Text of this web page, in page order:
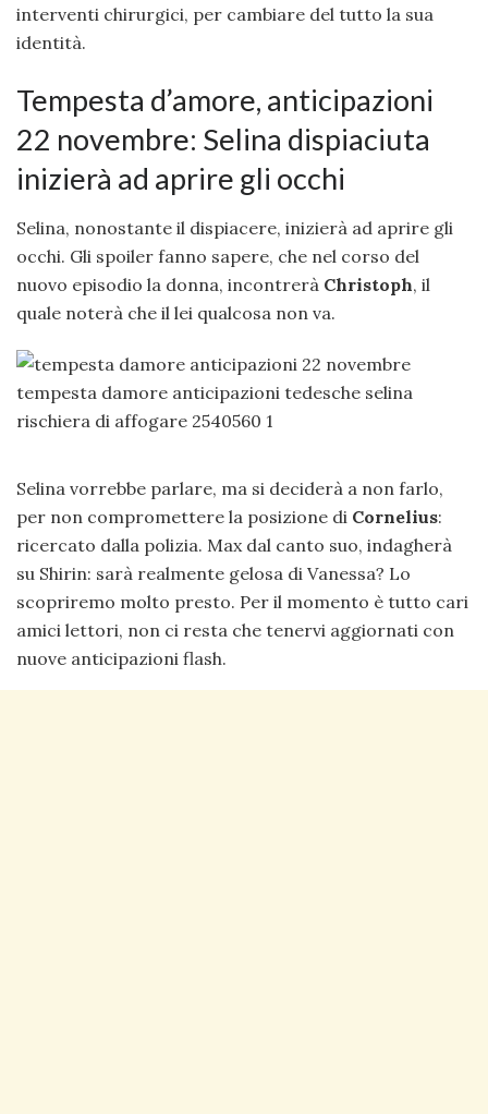
interventi chirurgici, per cambiare del tutto la sua
identità.
Tempesta d’amore, anticipazioni
22 novembre: Selina dispiaciuta
inizierà ad aprire gli occhi
Selina, nonostante il dispiacere, inizierà ad aprire gli
occhi. Gli spoiler fanno sapere, che nel corso del
nuovo episodio la donna, incontrerà Christoph, il
quale noterà che il lei qualcosa non va.
Selina vorrebbe parlare, ma si deciderà a non farlo,
per non compromettere la posizione di Cornelius:
ricercato dalla polizia. Max dal canto suo, indagherà
su Shirin: sarà realmente gelosa di Vanessa? Lo
scopriremo molto presto. Per il momento è tutto cari
amici lettori, non ci resta che tenervi aggiornati con
nuove anticipazioni flash.